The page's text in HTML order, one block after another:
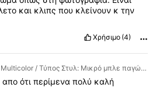
και κλιπςπου κλείνουν κτην
Χρήσιμο (4)
Χρώμα: Multicolor / Τύπος Στυλ: Μικρό μπλε παγώνι + χειροκίνητη αντλία
απο ότι περίμενα πολύ καλή